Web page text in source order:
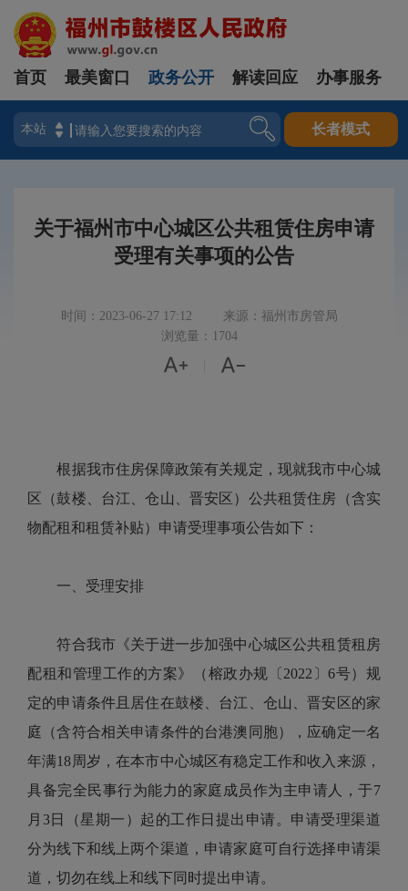
登录
首页 最美窗口 政务公开 解读回应 办事服务
长者模式
关于福州市中心城区公共租赁住房申请
受理有关事项的公告
时间：2023-06-27 17:12
来源：福州市房管局
浏览量：1704
 
根据我市住房保障政策有关规定，现就我市中心城
区（鼓楼、台江、仓山、晋安区）公共租赁住房（含实
物配租和租赁补贴）申请受理事项公告如下：
一、受理安排
符合我市《关于进一步加强中心城区公共租赁租房
配租和管理工作的方案》（榕政办规〔2022〕6号）规
定的申请条件且居住在鼓楼、台江、仓山、晋安区的家
庭（含符合相关申请条件的台港澳同胞），应确定一名
年满18周岁，在本市中心城区有稳定工作和收入来源，
具备完全民事行为能力的家庭成员作为主申请人，于7
月3日（星期一）起的工作日提出申请。申请受理渠道
分为线下和线上两个渠道，申请家庭可自行选择申请渠
道，切勿在线上和线下同时提出申请。